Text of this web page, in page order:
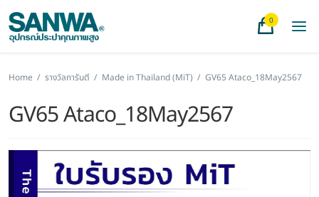
0
Home / รางวัลการันตี / Made in Thailand (MiT) / GV65 Ataco_18May2567
GV65 Ataco_18May2567